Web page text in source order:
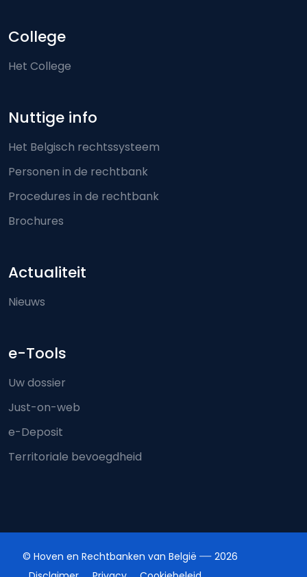
College
Het College
Nuttige info
Het Belgisch rechtssysteem
Personen in de rechtbank
Procedures in de rechtbank
Brochures
Actualiteit
Nieuws
e-Tools
Uw dossier
Just-on-web
e-Deposit
Territoriale bevoegdheid
© Hoven en Rechtbanken van België
2026